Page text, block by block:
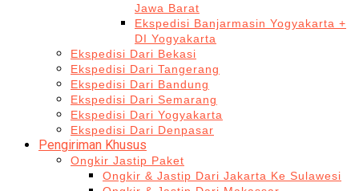
Jawa Barat
Ekspedisi Banjarmasin Yogyakarta +
DI Yogyakarta
Ekspedisi Dari Bekasi
Ekspedisi Dari Tangerang
Ekspedisi Dari Bandung
Ekspedisi Dari Semarang
Ekspedisi Dari Yogyakarta
Ekspedisi Dari Denpasar
Pengiriman Khusus
Ongkir Jastip Paket
Ongkir & Jastip Dari Jakarta Ke Sulawesi